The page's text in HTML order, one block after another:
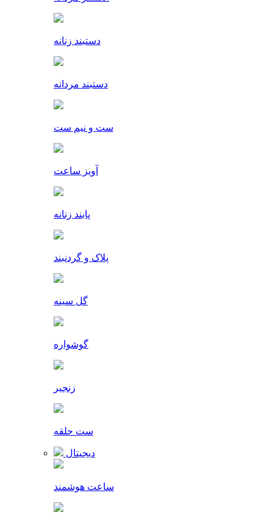
دستبند زنانه
دستبند مردانه
ست و نیم ست
آویز ساعت
پابند زنانه
پلاک و گردنبند
گل سینه
گوشواره
زنجیر
ست حلقه
دیجیتال
ساعت هوشمند